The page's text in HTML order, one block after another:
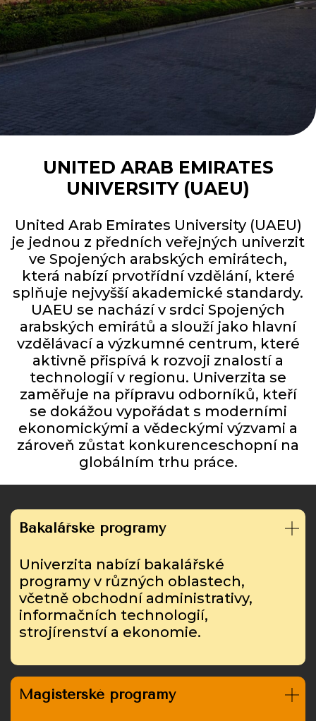
UNITED ARAB EMIRATES
UNIVERSITY (UAEU)
United Arab Emirates University (UAEU)
je jednou z předních veřejných univerzit
ve Spojených arabských emirátech,
která nabízí prvotřídní vzdělání, které
splňuje nejvyšší akademické standardy.
UAEU se nachází v srdci Spojených
arabských emirátů a slouží jako hlavní
vzdělávací a výzkumné centrum, které
aktivně přispívá k rozvoji znalostí a
technologií v regionu. Univerzita se
zaměřuje na přípravu odborníků, kteří
se dokážou vypořádat s moderními
ekonomickými a vědeckými výzvami a
zároveň zůstat konkurenceschopní na
globálním trhu práce.
Bakalářské programy
Univerzita nabízí bakalářské
programy v různých oblastech,
včetně obchodní administrativy,
informačních technologií,
strojírenství a ekonomie.
Magisterské programy